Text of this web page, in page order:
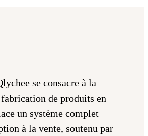
se consacre à la
de produits en
un système complet
à la vente, soutenu par